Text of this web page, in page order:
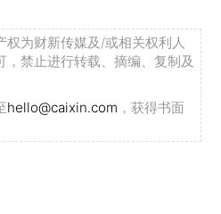
权为财新传媒及/或相关权利人
禁止进行转载、摘编、复制及
hello@caixin.com ，获得书面